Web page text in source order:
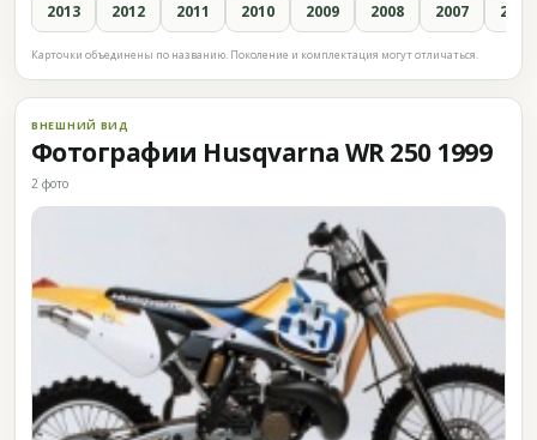
2013 2012 2011 2010 2009 2008 2007 2006
Карточки объединены по названию. Поколение и комплектация могут отличаться.
ВНЕШНИЙ ВИД
Фотографии Husqvarna WR 250 1999
2 фото